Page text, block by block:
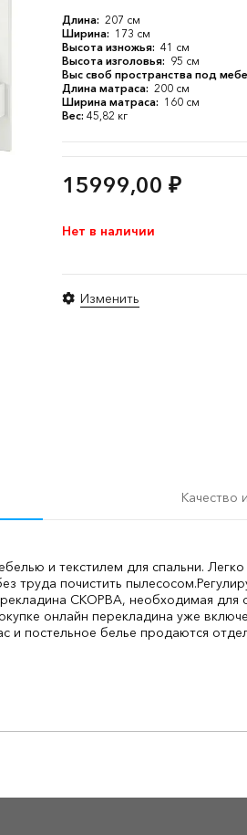
Длина: 207 см
Ширина: 173 см
Высота изножья: 41 см
Высота изголовья: 95 см
Выс своб пространства под
Длина матраса: 200 см
Ширина матраса: 160 см
Вес: 45,82 кг
15999,00 ₽
Нет в наличии
Изменить
Качество
и текстилем для спальни.
труда почистить пылесосом.
СКОРВА, необходимая для
онлайн перекладина уже
и постельное белье продаются